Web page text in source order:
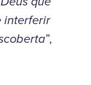
interferir
”,